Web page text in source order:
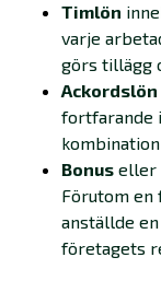
Timlön
varje
görs tillägg
Ackordslön
fortfarande
Bonus eller
Förutom en
anställde
företagets